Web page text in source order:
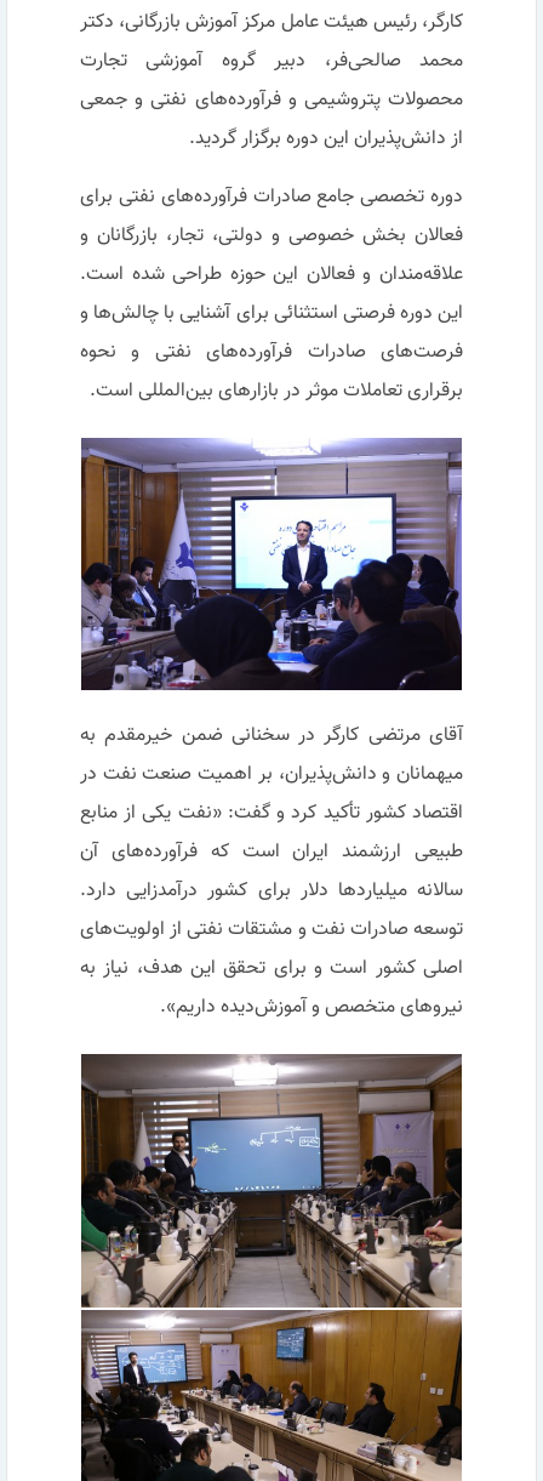
کارگر، رئیس هیئت عامل مرکز آموزش بازرگانی، دکتر
محمد صالحی‌فر، دبیر گروه آموزشی تجارت
محصولات پتروشیمی و فرآورده‌های نفتی و جمعی
از دانش‌پذیران این دوره برگزار گردید.
دوره تخصصی جامع صادرات فرآورده‌های نفتی برای
فعالان بخش خصوصی و دولتی، تجار، بازرگانان و
علاقه‌مندان و فعالان این حوزه طراحی شده است.
این دوره فرصتی استثنائی برای آشنایی با چالش‌ها و
فرصت‌های صادرات فرآورده‌های نفتی و نحوه
برقراری تعاملات موثر در بازارهای بین‌المللی است.
آقای مرتضی کارگر در سخنانی ضمن خیرمقدم به
میهمانان و دانش‌پذیران، بر اهمیت صنعت نفت در
اقتصاد کشور تأکید کرد و گفت: «نفت یکی از منابع
طبیعی ارزشمند ایران است که فرآورده‌های آن
سالانه میلیاردها دلار برای کشور درآمدزایی دارد.
توسعه صادرات نفت و مشتقات نفتی از اولویت‌های
اصلی کشور است و برای تحقق این هدف، نیاز به
نیروهای متخصص و آموزش‌دیده داریم».